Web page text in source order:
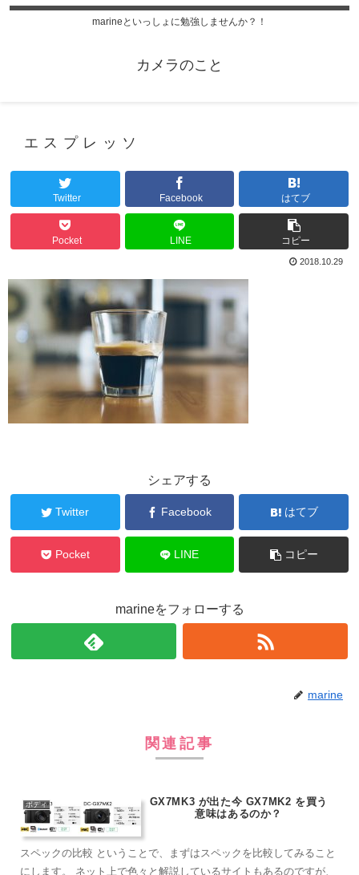
marineといっしょに勉強しませんか？！
カメラのこと
エスプレッソ
Twitter Facebook はてブ
Pocket LINE コピー
2018.10.29
シェアする
Twitter Facebook はてブ
Pocket LINE コピー
marineをフォローする
marine
関連記事
ボディ
GX7MK3 が出た今 GX7MK2 を買う
意味はあるのか？
スペックの比較 ということで、まずはスペックを比較してみること
にします。 ネット上で色々と解説しているサイトもあるのですが、